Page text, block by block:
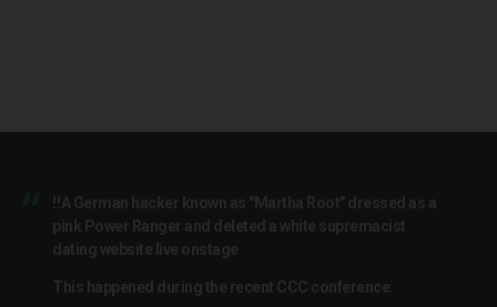
‼️A German hacker known as "Martha Root" dressed as a
pink Power Ranger and deleted a white supremacist
dating website live onstage
This happened during the recent CCC conference.